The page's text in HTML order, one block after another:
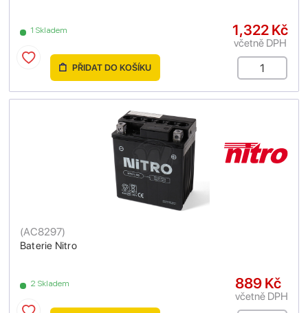
1 Skladem 1,322 Kč
včetně DPH
PŘIDAT DO KOŠÍKU
Baterie Nitro
(AC8297)
2 Skladem 889 Kč
včetně DPH